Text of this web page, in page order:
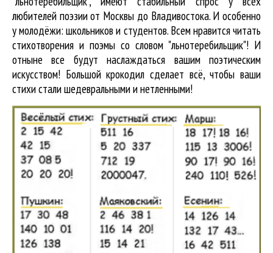
любителей поэзии от Москвы до Владивостока. И особенно
у молодёжи: школьников и студентов. Всем нравится читать
стихотворения и поэмы со словом "льнотеребильщик"! И
отныне все будут наслаждаться вашим поэтическим
искусством! Большой крокодил cделает всё, чтобы ваши
стихи стали шедевральными и нетленными!